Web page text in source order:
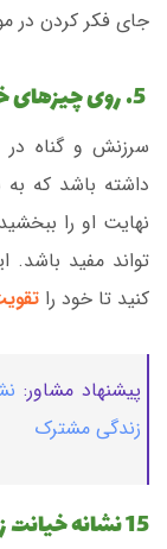
جای فکر کردن در
سرزنش و گناه در
داشته باشد که
نهایت او را
تواند مفید
کنید تا خود را
پیشنهاد مشاور:
زندگی مشترک
15 نشانه خیانت زنان| خیانت زن شوهردار چیست